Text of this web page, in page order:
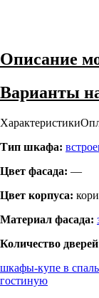
Описание
Варианты
Характеристики
Тип шкафа:
Цвет фасада: —
Цвет корпуса:
Материал фасада:
Количество
шкафы-купе в
гостиную